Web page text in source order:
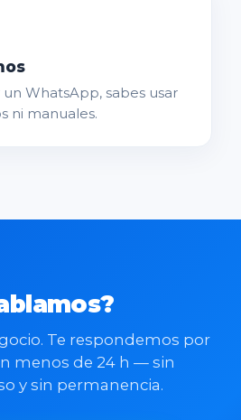
un WhatsApp, sabes usar
ni manuales.
Te respondemos por
menos de 24 h — sin
y sin permanencia.